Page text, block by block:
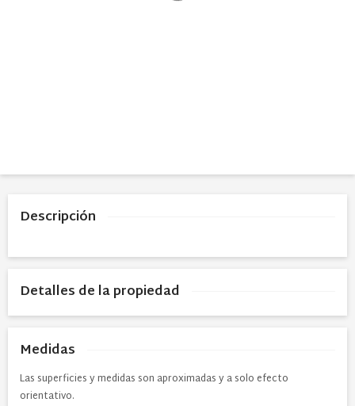
Descripción
Detalles de la propiedad
Medidas
Las superficies y medidas son aproximadas y a solo efecto
orientativo.